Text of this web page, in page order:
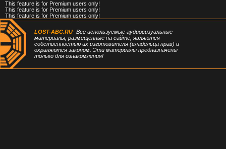
This feature is for Premium users only!
This feature is for Premium users only!
This feature is for Premium users only!
LOST-ABC.RU- Все используемые аудиовизуальные
материалы, размещенные на сайте, являются
собственностью их изготовителя (владельца прав) и
охраняются законом. Эти материалы предназначены
только для ознакомления!